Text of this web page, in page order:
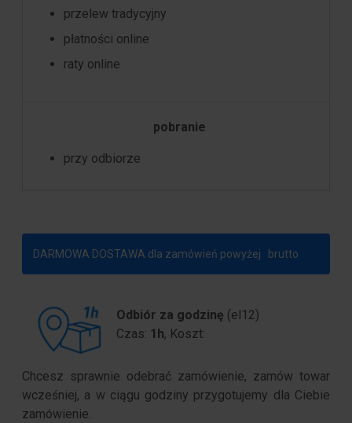
przelew tradycyjny
płatności online
raty online
pobranie
przy odbiorze
DARMOWA DOSTAWA dla zamówień powyżej brutto
Odbiór za godzinę (el12)
Czas: 1h, Koszt:
Chcesz sprawnie odebrać zamówienie, zamów towar
wcześniej, a w ciągu godziny przygotujemy dla Ciebie
zamówienie.